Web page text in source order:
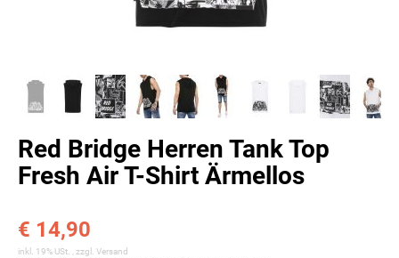
Red Bridge Herren Tank Top
Fresh Air T-Shirt Ärmellos
€ 14,90
inkl. 19% USt. , zzgl. Versand